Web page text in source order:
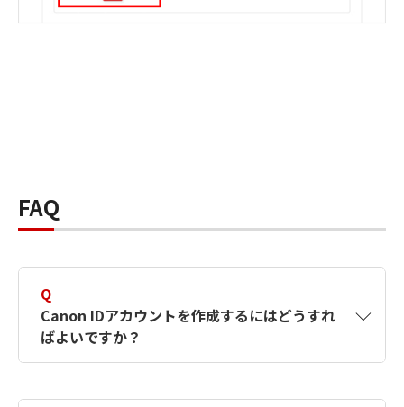
FAQ
Q
Canon IDアカウントを作成するにはどうすれ
ばよいですか？